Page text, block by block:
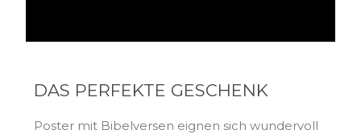
DAS PERFEKTE GESCHENK
Poster mit Bibelversen eignen sich wundervoll